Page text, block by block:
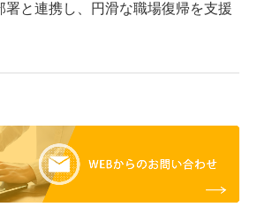
携し、円滑な職場復帰を支援